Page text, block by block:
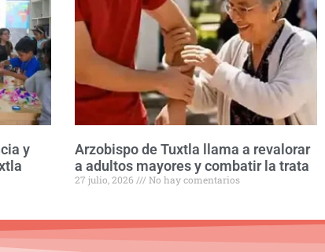
y
Arzobispo de Tuxtla llama a revalorar
a adultos mayores y combatir la trata
27 julio, 2026 No hay comentarios